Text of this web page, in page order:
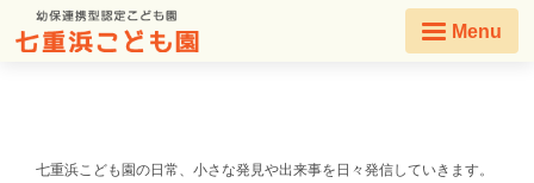
Menu
七重浜こども園の日常、小さな発見や出来事を日々発信していきます。